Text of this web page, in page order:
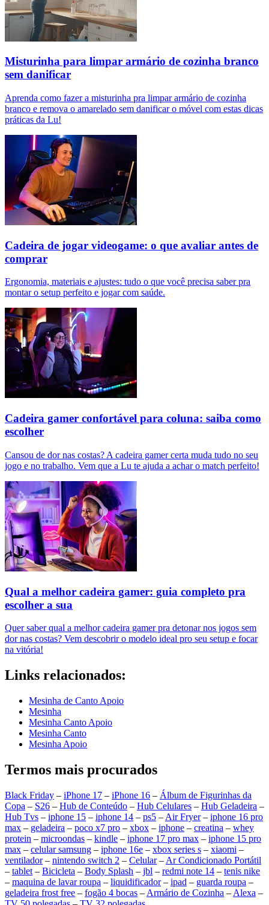
Misturinha para limpar armário de cozinha branco
sem danificar
Aprenda como fazer a misturinha pra limpar armário de cozinha
branco e remova o amarelado sem danificar o móvel com estas dicas
práticas da Lu!
Cadeira de jogar videogame: o que avaliar antes de
comprar
Ergonomia, materiais e ajustes: tudo o que você precisa saber pra
montar o setup perfeito e jogar com saúde.
Cadeira gamer confortável para coluna: saiba como
escolher
Cansou de dor nas costas? A cadeira gamer certa muda tudo no seu
jogo e no trabalho. Vem que a Lu te ajuda a achar o match perfeito!
Qual a melhor cadeira gamer: guia completo pra
escolher a sua
Quer saber qual a melhor cadeira gamer pra detonar nos jogos sem
dor nas costas? Vem descobrir o modelo ideal pro seu setup e focar
na vitória!
Links relacionados:
Mesinha de Canto Apoio
Mesinha
Mesinha Canto Apoio
Mesinha Canto
Mesinha Apoio
Termos mais procurados
Black Friday – iPhone 17 – iPhone 16 – Álbum de Figurinhas da
Copa – S26 – Hub de Conteúdo – Hub Celulares – Hub Geladeira –
Hub Tvs – iphone 15 – iphone 14 – ps5 – Air Fryer– iphone 16 pro
max – geladeira – poco x7 pro – xbox – iphone – creatina – whey
protein – microondas – kindle – iphone 17 pro max – iphone 15 pro
max – celular samsung – iphone 16e – xbox series s – xiaomi –
ventilador– nintendo switch 2 – Celular– Ar Condicionado Portátil
– tablet – Bicicleta – Body Splash – jbl – redmi note 14 – tenis nike
– maquina de lavar roupa – liquidificador– ipad – guarda roupa –
geladeira frost free – fogão 4 bocas – Armário de Cozinha – Alexa –